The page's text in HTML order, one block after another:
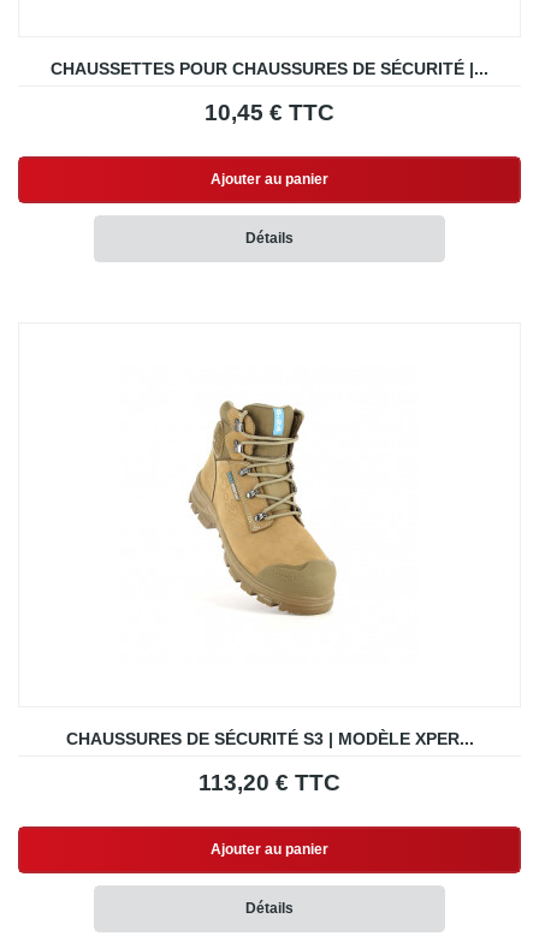
CHAUSSETTES POUR CHAUSSURES DE SÉCURITÉ |...
10,45 € TTC
Ajouter au panier
Détails
CHAUSSURES DE SÉCURITÉ S3 | MODÈLE XPER...
113,20 € TTC
Ajouter au panier
Détails